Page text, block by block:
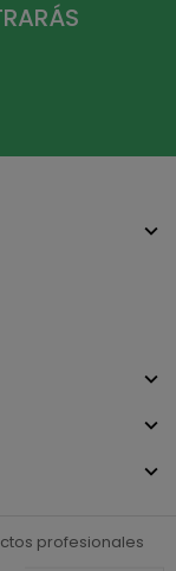
profesionales